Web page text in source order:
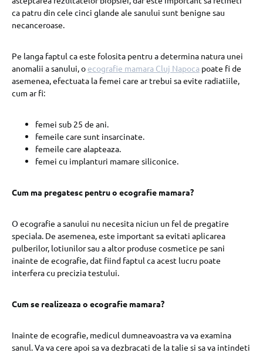
ca patru din cele cinci glande ale sanului sunt benigne sau
necanceroase.
Pe langa faptul ca este folosita pentru a determina natura unei
anomalii a sanului, o ecografie mamara Cluj Napoca poate fi de
asemenea, efectuata la femei care ar trebui sa evite radiatiile,
cum ar fi:
femei sub 25 de ani.
femeile care sunt insarcinate.
femeile care alapteaza.
femei cu implanturi mamare siliconice.
Cum ma pregatesc pentru o ecografie mamara?
O ecografie a sanului nu necesita niciun un fel de pregatire
speciala. De asemenea, este important sa evitati aplicarea
pulberilor, lotiunilor sau a altor produse cosmetice pe sani
inainte de ecografie, dat fiind faptul ca acest lucru poate
interfera cu precizia testului.
Cum se realizeaza o ecografie mamara?
Inainte de ecografie, medicul dumneavoastra va va examina
sanul. Va va cere apoi sa va dezbracati de la talie si sa va intindeti